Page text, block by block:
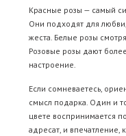
Красные розы — самый
Они подходят для
жеста. Белые розы
Розовые розы дают
настроение.
Если сомневаетесь,
смысл подарка. Один и
цвете воспринимается
адресат, и впечатление,